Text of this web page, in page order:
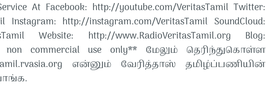
At Facebook: http://youtube.com/VeritasTamil​​ Twitter:
Instagram: http://instagram.com/VeritasTamil​​ SoundCloud:
Website: http://www.RadioVeritasTamil.org​​ Blog:
non commercial use only** மேலும் தெரிந்துகொள்ள
என்னும் வேரித்தாஸ் தமிழ்ப்பணியின்